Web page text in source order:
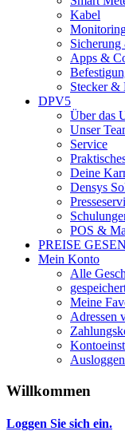
Kabel
Apps &
Stecker &
DPV5
Über das
Unser
Service
Deine
Densys
POS &
PREISE
Mein Konto
Alle
Meine
Adressen
Ausloggen
Willkommen
Loggen Sie sich ein.